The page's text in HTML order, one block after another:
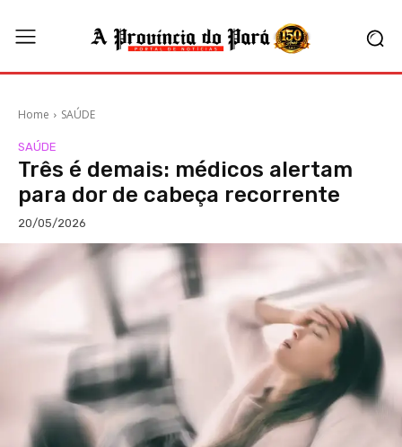
Home SAÚDE
SAÚDE
Três é demais: médicos alertam
para dor de cabeça recorrente
20/05/2026